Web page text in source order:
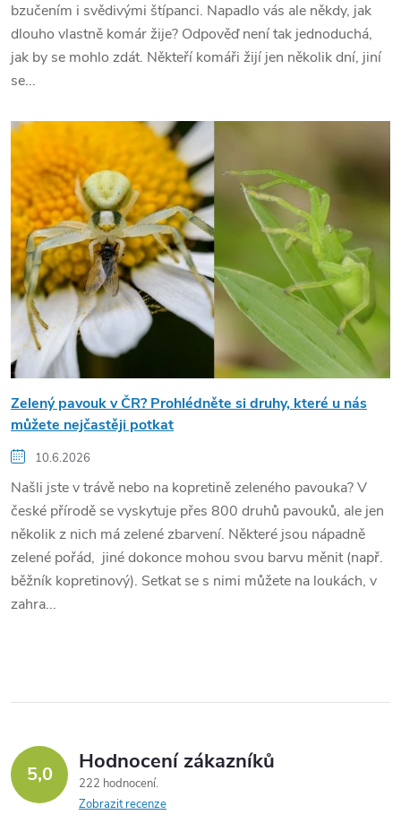
bzučením i svědivými štípanci. Napadlo vás ale někdy, jak
dlouho vlastně komár žije? Odpověď není tak jednoduchá,
jak by se mohlo zdát. Někteří komáři žijí jen několik dní, jiní
se...
Zelený pavouk v ČR? Prohlédněte si druhy, které u nás
můžete nejčastěji potkat
10.6.2026
Našli jste v trávě nebo na kopretině zeleného pavouka? V
české přírodě se vyskytuje přes 800 druhů pavouků, ale jen
několik z nich má zelené zbarvení. Některé jsou nápadně
zelené pořád, jiné dokonce mohou svou barvu měnit (např.
běžník kopretinový). Setkat se s nimi můžete na loukách, v
zahra...
5,0 Hodnocení zákazníků
222 hodnocení
Zobrazit recenze